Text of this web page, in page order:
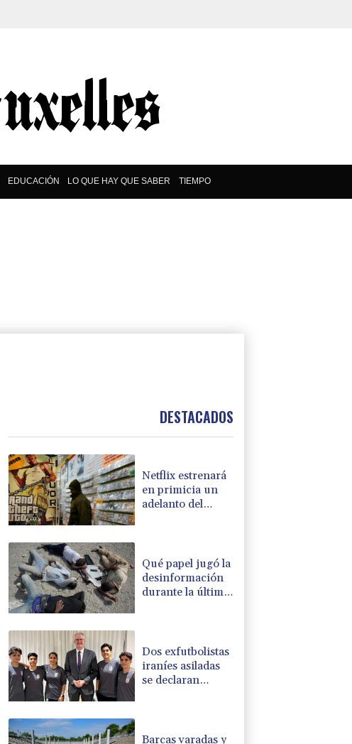
EDUCACIÓN LO QUE HAY QUE SABER TIEMPO
DESTACADOS
Netflix estrenará
en primicia un
adelanto del
Qué papel jugó la
desinformación
durante la última
de Ceuta
Dos exfutbolistas
iraníes asiladas
se declaran
Barcas varadas y